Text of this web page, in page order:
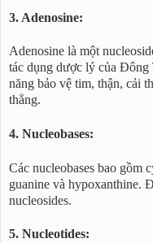
3. Adenosine:
Adenosine là một
tác dụng dược lý của Đông
năng bảo vệ tim, thận, cải
thẳng.
4. Nucleobases:
Các nucleobases bao gồm
guanine và hypoxanthine.
nucleosides.
5. Nucleotides: